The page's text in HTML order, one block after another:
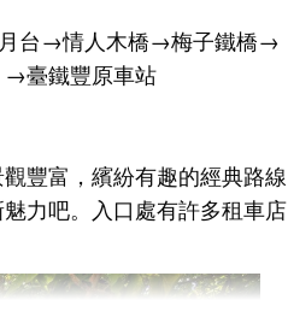
月台→情人木橋→梅子鐵橋→
→臺鐵豐原車站
豐富，繽紛有趣的經典路線
力吧。入口處有許多租車店